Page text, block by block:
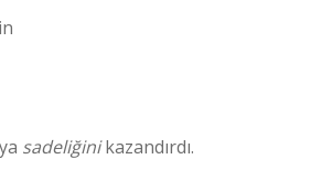
sadeliğinikazandırdı.